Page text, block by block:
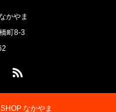
かやま
町8-3
なかやま